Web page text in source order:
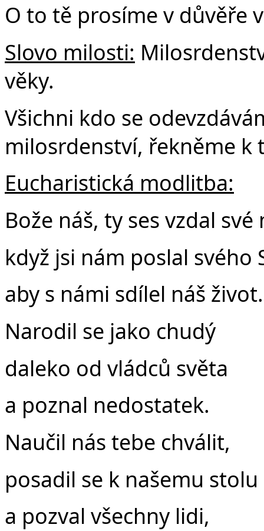
O to tě prosíme v důvěře
Slovo milosti:
věky.
Všichni kdo se
milosrdenství, řekněme k
Eucharistická modlitba:
Bože náš, ty ses vzdal své
když jsi nám poslal svého
aby s námi sdílel náš život.
Narodil se jako chudý
daleko od vládců světa
a poznal nedostatek.
Naučil nás tebe chválit,
posadil se k našemu stolu
a pozval všechny lidi,